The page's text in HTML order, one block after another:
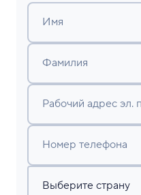
Имя
Фамилия
Рабочий адрес эл.
Номер телефона